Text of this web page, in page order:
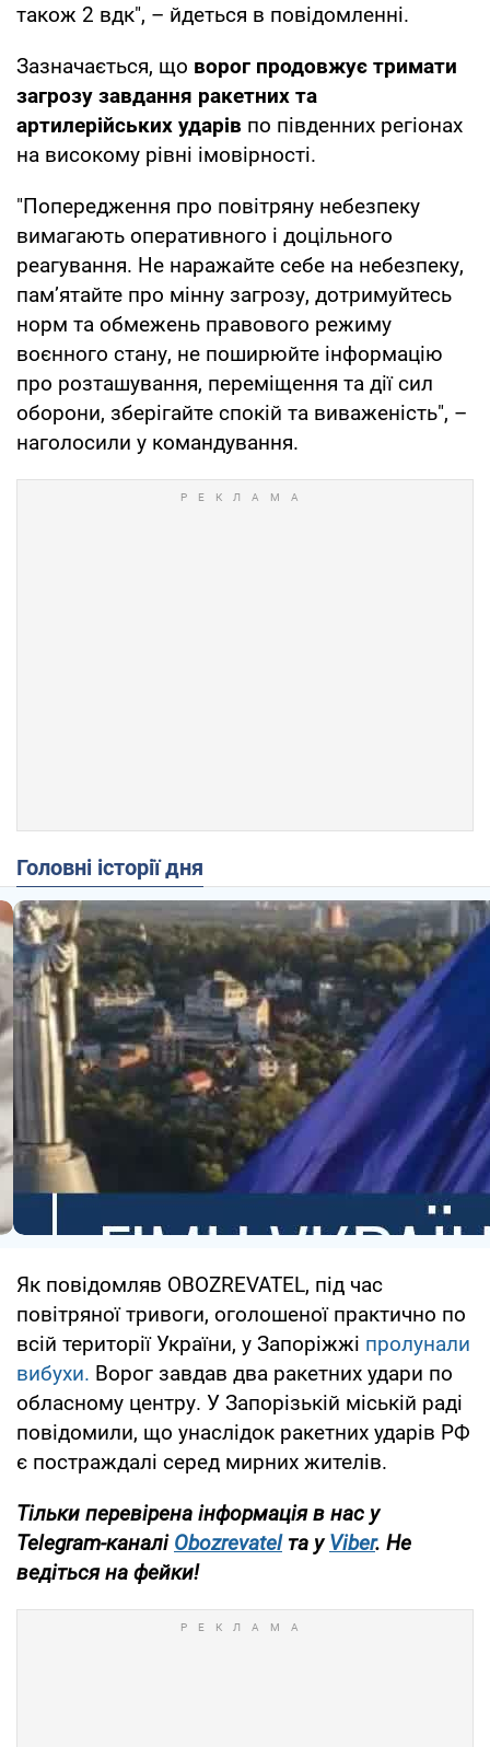
також 2 вдк", – йдеться в повідомленні.
Зазначається, що ворог продовжує тримати
загрозу завдання ракетних та
артилерійських ударів по південних регіонах
на високому рівні імовірності.
"Попередження про повітряну небезпеку
вимагають оперативного і доцільного
реагування. Не наражайте себе на небезпеку,
пам’ятайте про мінну загрозу, дотримуйтесь
норм та обмежень правового режиму
воєнного стану, не поширюйте інформацію
про розташування, переміщення та дії сил
оборони, зберігайте спокій та виваженість", –
наголосили у командування.
Головні історії дня
Як повідомляв OBOZREVATEL, під час
повітряної тривоги, оголошеної практично по
всій території України, у Запоріжжі пролунали
вибухи. Ворог завдав два ракетних удари по
обласному центру. У Запорізькій міській раді
повідомили, що унаслідок ракетних ударів РФ
є постраждалі серед мирних жителів.
Тільки перевірена інформація в нас у
Telegram-каналі Obozrevatelта уViber. Не
ведіться на фейки!